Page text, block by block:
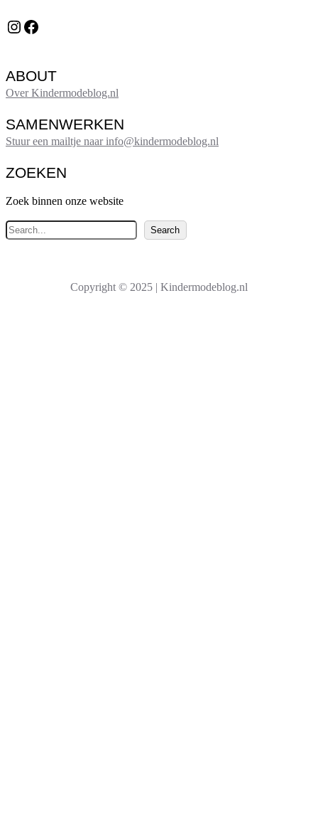
Instagram Facebook
ABOUT
Over Kindermodeblog.nl
SAMENWERKEN
Stuur een mailtje naar info@kindermodeblog.nl
ZOEKEN
Zoek binnen onze website
Z
o
e
Search
Copyright © 2025 | Kindermodeblog.nl